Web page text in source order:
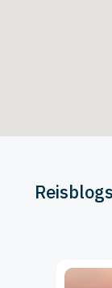
Reisblogs